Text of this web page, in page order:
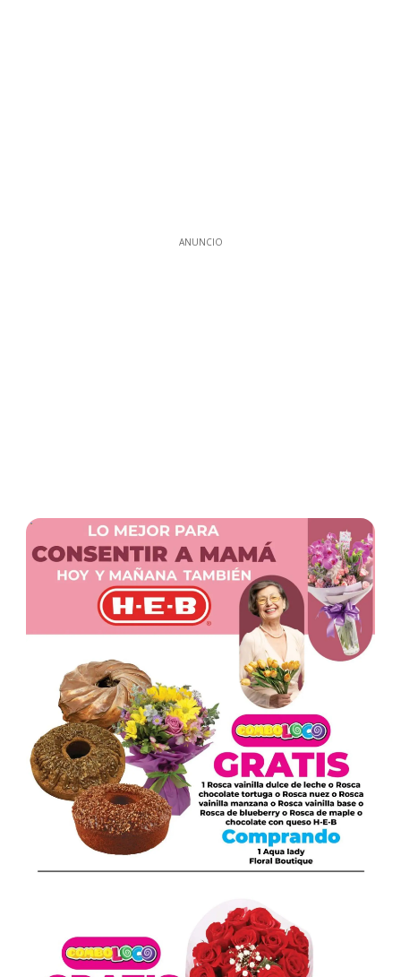
ANUNCIO